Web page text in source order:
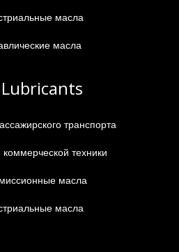
масла
масла
Lubricants
транспорта
техники
масла
масла